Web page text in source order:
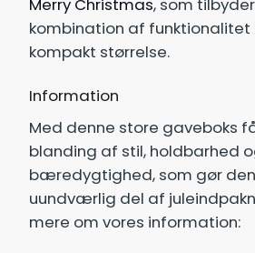
Merry Christmas, som
kombination af funktionalitet
kompakt størrelse.
Information
Med denne store gaveboks
blanding af stil, holdbarhed
bæredygtighed, som gør
uundværlig del af
mere om vores information: